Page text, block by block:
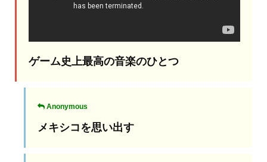
ゲーム史上最高の音楽のひとつ
Anonymous
メキシコを思い出す